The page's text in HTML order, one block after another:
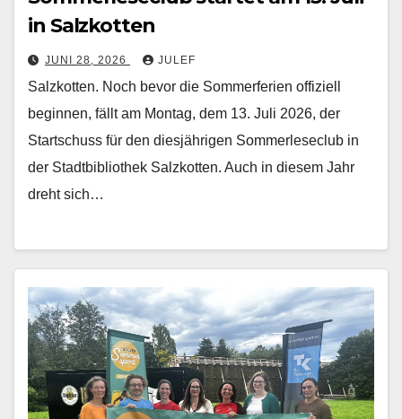
in Salzkotten
JUNI 28, 2026 JULEF
Salzkotten. Noch bevor die Sommerferien offiziell
beginnen, fällt am Montag, dem 13. Juli 2026, der
Startschuss für den diesjährigen Sommerleseclub in
der Stadtbibliothek Salzkotten. Auch in diesem Jahr
dreht sich…